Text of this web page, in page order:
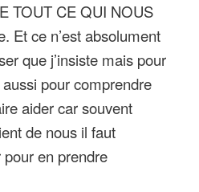
TOUT CE QUI NOUS
Et ce n’est absolument
que j’insiste mais pour
pour comprendre
aider car souvent
de nous il faut
pour en prendre